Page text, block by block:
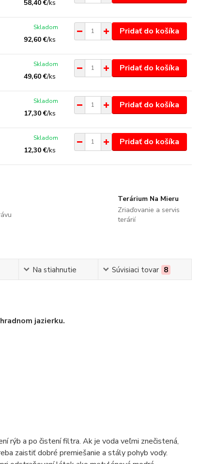
58,40 €/ks
92,60 €/ks
Skladom Pridať do košíka
49,60 €/ks
Skladom Pridať do košíka
17,30 €/ks
Skladom Pridať do košíka
12,30 €/ks
Skladom Pridať do košíka
Terárium Na Mieru
Zriaďovanie a servis
terárií
Na stiahnutie Súvisiaci tovar 8
jazierku.
rýb a po čistení filtra. Ak je voda veľmi znečistená,
zaistiť dobré premiešanie a stály pohyb vody.